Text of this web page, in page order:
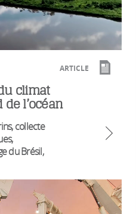
ARTICLE
climat
l’océan
collecte
du Brésil,